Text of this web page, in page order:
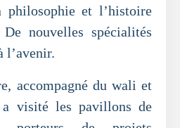
philosophie et l’histoire
nouvelles spécialités
l’avenir.
accompagné du wali et
a visité les pavillons de